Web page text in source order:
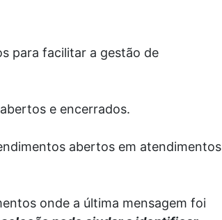
para facilitar a gestão de
e encerrados.
abertos em atendimentos
onde a última mensagem foi